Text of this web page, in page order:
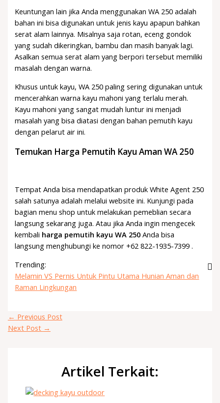
Keuntungan lain jika Anda menggunakan WA 250 adalah
bahan ini bisa digunakan untuk jenis kayu apapun bahkan
serat alam lainnya. Misalnya saja rotan, eceng gondok
yang sudah dikeringkan, bambu dan masih banyak lagi.
Asalkan semua serat alam yang berpori tersebut memiliki
masalah dengan warna.
Khusus untuk kayu, WA 250 paling sering digunakan untuk
mencerahkan warna kayu mahoni yang terlalu merah.
Kayu mahoni yang sangat mudah luntur ini menjadi
masalah yang bisa diatasi dengan bahan pemutih kayu
dengan pelarut air ini.
Temukan Harga Pemutih Kayu Aman WA 250
Tempat Anda bisa mendapatkan produk White Agent 250
salah satunya adalah melalui website ini. Kunjungi pada
bagian menu shop untuk melakukan pemeblian secara
langsung sekarang juga. Atau jika Anda ingin mengecek
kembali harga pemutih kayu WA 250 Anda bisa
langsung menghubungi ke nomor +62 822-1935-7399 .
Trending:
Melamin VS Pernis Untuk Pintu Utama Hunian Aman dan
Raman Lingkungan
← Previous Post
Next Post →
Artikel Terkait: